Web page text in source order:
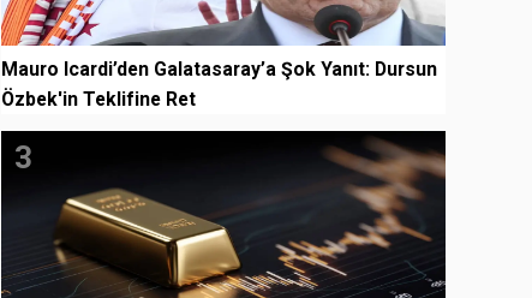
Mauro Icardi’den Galatasaray’a Şok Yanıt: Dursun
Özbek'in Teklifine Ret
3